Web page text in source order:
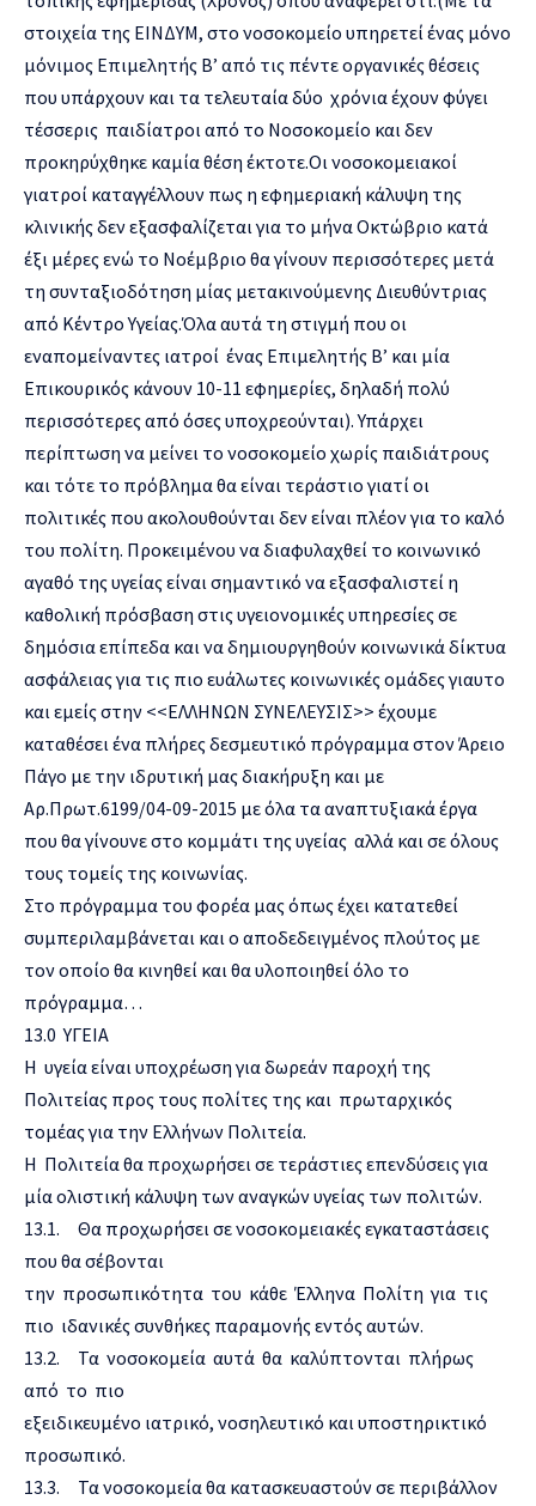
στοιχεία της ΕΙΝΔΥΜ, στο νοσοκομείο υπηρετεί ένας μόνο
μόνιμος Επιμελητής Β’ από τις πέντε οργανικές θέσεις
που υπάρχουν και τα τελευταία δύο χρόνια έχουν φύγει
τέσσερις παιδίατροι από το Νοσοκομείο και δεν
προκηρύχθηκε καμία θέση έκτοτε.Οι νοσοκομειακοί
γιατροί καταγγέλλουν πως η εφημεριακή κάλυψη της
κλινικής δεν εξασφαλίζεται για το μήνα Οκτώβριο κατά
έξι μέρες ενώ το Νοέμβριο θα γίνουν περισσότερες μετά
τη συνταξιοδότηση μίας μετακινούμενης Διευθύντριας
από Κέντρο Υγείας.Όλα αυτά τη στιγμή που οι
εναπομείναντες ιατροί ένας Επιμελητής Β’ και μία
Επικουρικός κάνουν 10-11 εφημερίες, δηλαδή πολύ
περισσότερες από όσες υποχρεούνται). Υπάρχει
περίπτωση να μείνει το νοσοκομείο χωρίς παιδιάτρους
και τότε το πρόβλημα θα είναι τεράστιο γιατί οι
πολιτικές που ακολουθούνται δεν είναι πλέον για το καλό
του πολίτη. Προκειμένου να διαφυλαχθεί το κοινωνικό
αγαθό της υγείας είναι σημαντικό να εξασφαλιστεί η
καθολική πρόσβαση στις υγειονομικές υπηρεσίες σε
δημόσια επίπεδα και να δημιουργηθούν κοινωνικά δίκτυα
ασφάλειας για τις πιο ευάλωτες κοινωνικές ομάδες γιαυτο
και εμείς στην <<ΕΛΛΗΝΩΝ ΣΥΝΕΛΕΥΣΙΣ>> έχουμε
καταθέσει ένα πλήρες δεσμευτικό πρόγραμμα στον Άρειο
Πάγο με την ιδρυτική μας διακήρυξη και με
Αρ.Πρωτ.6199/04-09-2015 με όλα τα αναπτυξιακά έργα
που θα γίνουνε στο κομμάτι της υγείας αλλά και σε όλους
τους τομείς της κοινωνίας.
Στο πρόγραμμα του φορέα μας όπως έχει κατατεθεί
συμπεριλαμβάνεται και ο αποδεδειγμένος πλούτος με
τον οποίο θα κινηθεί και θα υλοποιηθεί όλο το
πρόγραμμα…
13.0 ΥΓΕΙΑ
Η υγεία είναι υποχρέωση για δωρεάν παροχή της
Πολιτείας προς τους πολίτες της και πρωταρχικός
τομέας για την Ελλήνων Πολιτεία.
Η Πολιτεία θα προχωρήσει σε τεράστιες επενδύσεις για
μία ολιστική κάλυψη των αναγκών υγείας των πολιτών.
13.1. Θα προχωρήσει σε νοσοκομειακές εγκαταστάσεις
που θα σέβονται
την προσωπικότητα του κάθε Έλληνα Πολίτη για τις
πιο ιδανικές συνθήκες παραμονής εντός αυτών.
13.2. Τα νοσοκομεία αυτά θα καλύπτονται πλήρως
από το πιο
εξειδικευμένο ιατρικό, νοσηλευτικό και υποστηρικτικό
προσωπικό.
13.3. Τα νοσοκομεία θα κατασκευαστούν σε περιβάλλον